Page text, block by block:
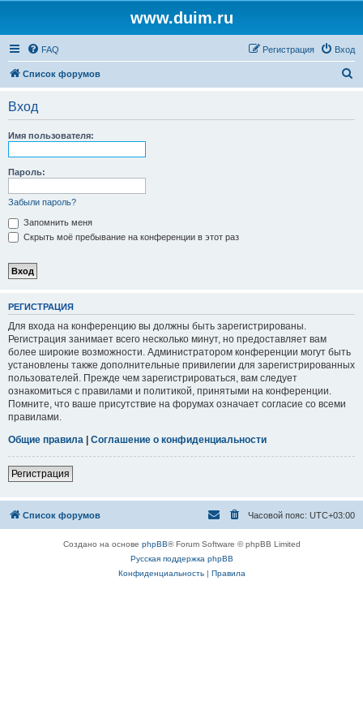
www.duim.ru
FAQ Вход
Регистрация
Список форумов
Вход
Имя пользователя:
Пароль:
Забыли пароль?
Запомнить меня
Скрыть моё пребывание на конференции в этот раз
РЕГИСТРАЦИЯ
Для входа на конференцию вы должны быть зарегистрированы.
Регистрация занимает всего несколько минут, но предоставляет вам
более широкие возможности. Администратором конференции могут быть
установлены также дополнительные привилегии для зарегистрированных
пользователей. Прежде чем зарегистрироваться, вам следует
ознакомиться с правилами и политикой, принятыми на конференции.
Помните, что ваше присутствие на форумах означает согласие со всеми
правилами.
Общие правила | Соглашение о конфиденциальности
Регистрация
Список форумов Часовой пояс: UTC+03:00
Создано на основе phpBB® Forum Software © phpBB Limited
Русская поддержка phpBB
Конфиденциальность| Правила